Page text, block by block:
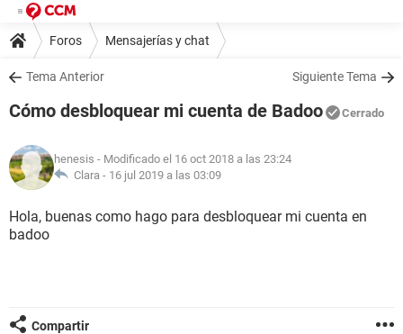
Foros Mensajerías y chat
Tema Anterior Siguiente Tema
Cómo desbloquear mi cuenta de Badoo Cerrado
henesis - Modificado el 16 oct 2018 a las 23:24
Clara - 16 jul 2019 a las 03:09
Hola, buenas como hago para desbloquear mi cuenta en
badoo
Compartir